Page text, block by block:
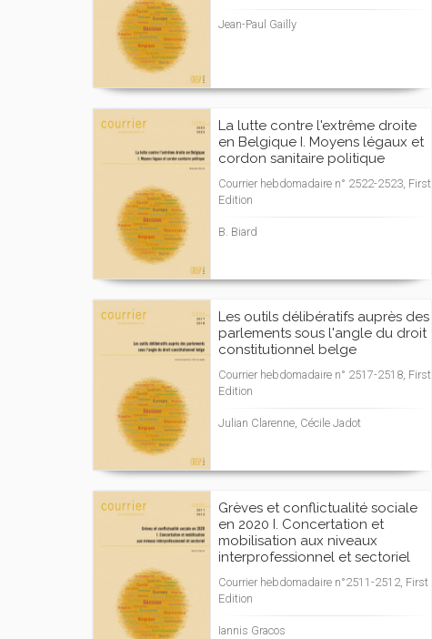
Jean-Paul Gailly
La lutte contre l'extrême droite
en Belgique I. Moyens légaux et
cordon sanitaire politique
Courrier hebdomadaire n° 2522-2523, First
Edition
B. Biard
Les outils délibératifs auprès des
parlements sous l'angle du droit
constitutionnel belge
Courrier hebdomadaire n° 2517-2518, First
Edition
Julian Clarenne, Cécile Jadot
Grèves et conflictualité sociale
en 2020 I. Concertation et
mobilisation aux niveaux
interprofessionnel et sectoriel
Courrier hebdomadaire n°2511-2512, First
Edition
Iannis Gracos